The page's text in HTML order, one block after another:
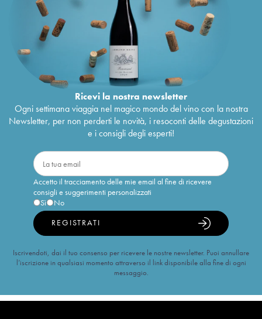
Ricevi la nostra newsletter
Ogni settimana viaggia nel magico mondo del vino con la nostra
Newsletter, per non perderti le novità, i resoconti delle degustazioni
e i consigli degli esperti!
Accetto il tracciamento delle mie email al fine di ricevere
consigli e suggerimenti personalizzati
Sì
No
REGISTRATI
Iscrivendoti, dai il tuo consenso per ricevere le nostre newsletter. Puoi annullare
l’iscrizione in qualsiasi momento attraverso il link disponibile alla fine di ogni
messaggio.